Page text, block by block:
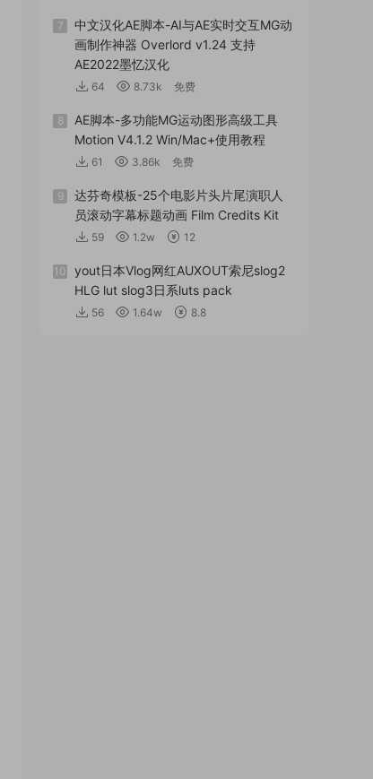
7
中文汉化AE脚本-AI与AE实时交互MG动
画制作神器 Overlord v1.24 支持
AE2022墨忆汉化
64 8.73k 免费
8
AE脚本-多功能MG运动图形高级工具
Motion V4.1.2 Win/Mac+使用教程
61 3.86k 免费
9
达芬奇模板-25个电影片头片尾演职人
员滚动字幕标题动画 Film Credits Kit
59 1.2w 12
10
yout日本Vlog网红AUXOUT索尼slog2
HLG lut slog3日系luts pack
56 1.64w 8.8